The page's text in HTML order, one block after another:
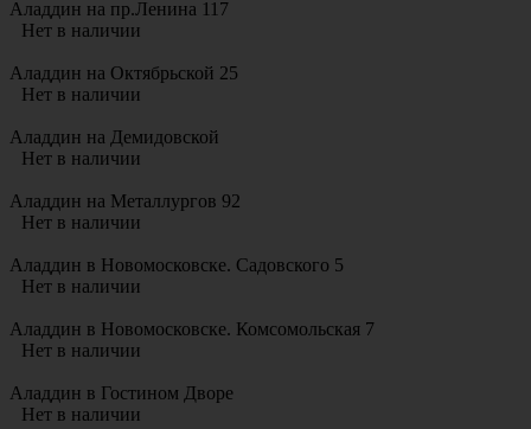
Аладдин на пр.Ленина 117
Нет в наличии
Аладдин на Октябрьской 25
Нет в наличии
Аладдин на Демидовской
Нет в наличии
Аладдин на Металлургов 92
Нет в наличии
Аладдин в Новомосковске. Садовского 5
Нет в наличии
Аладдин в Новомосковске. Комсомольская 7
Нет в наличии
Аладдин в Гостином Дворе
Нет в наличии